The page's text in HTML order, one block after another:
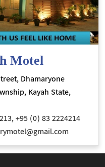
Motel
Dhamaryone
Kayah State,
+95 (0) 83 2224214